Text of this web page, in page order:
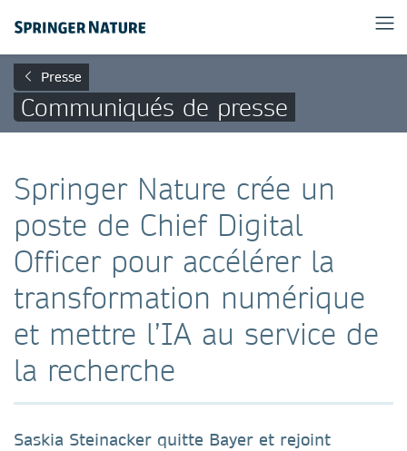
Presse
Communiqués de presse
Springer Nature crée un
poste de Chief Digital
Officer pour accélérer la
transformation numérique
et mettre l’IA au service de
la recherche
Saskia Steinacker quitte Bayer et rejoint